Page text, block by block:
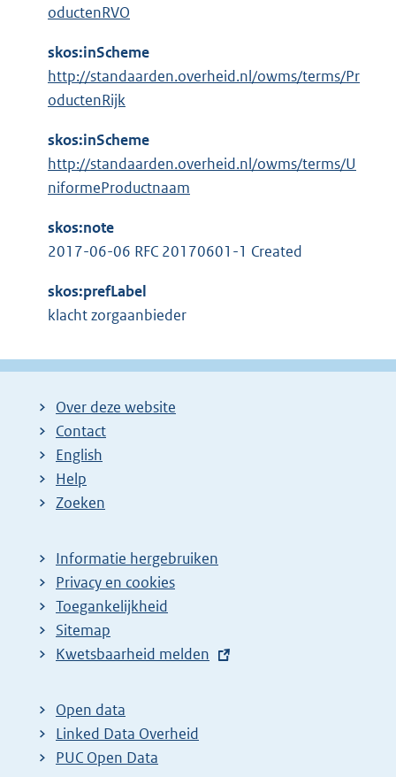
oductenRVO
skos:inScheme
http://standaarden.overheid.nl/owms/terms/Pr
oductenRijk
skos:inScheme
http://standaarden.overheid.nl/owms/terms/U
niformeProductnaam
skos:note
2017-06-06 RFC 20170601-1 Created
skos:prefLabel
klacht zorgaanbieder
Over deze website
Contact
English
Help
Zoeken
Informatie hergebruiken
Privacy en cookies
Toegankelijkheid
Sitemap
E
t
e
r
Kwetsbaarheid melden
Open data
Linked Data Overheid
PUC Open Data